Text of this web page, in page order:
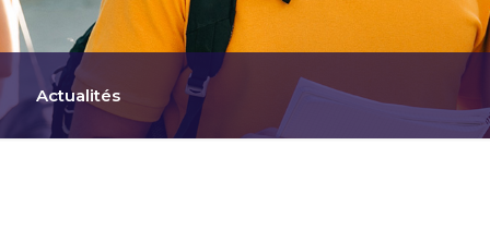
Actualités